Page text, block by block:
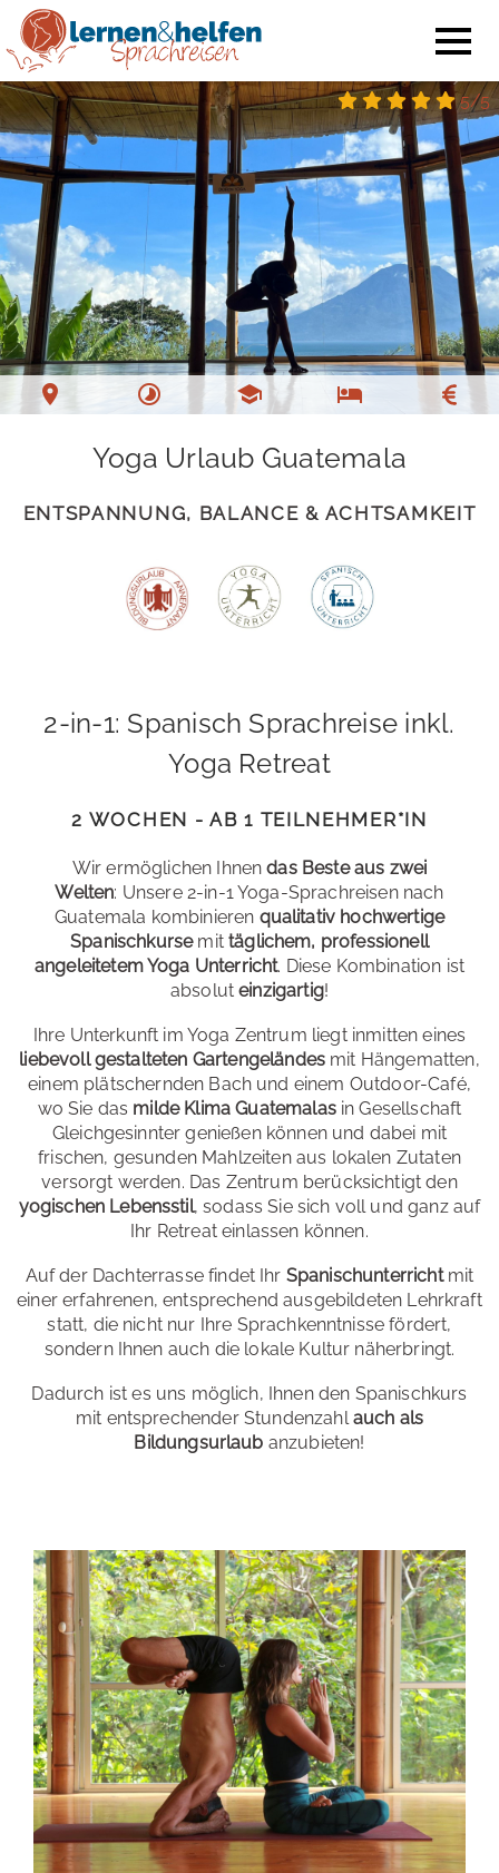
5/5
Yoga Urlaub Guatemala
ENTSPANNUNG, BALANCE & ACHTSAMKEIT
2-in-1: Spanisch Sprachreise inkl.
Yoga Retreat
2 WOCHEN - AB 1 TEILNEHMER*IN
Wir ermöglichen Ihnendas Beste aus zwei
Welten: Unsere 2-in-1 Yoga-Sprachreisen nach
Guatemala kombinieren qualitativ hochwertige
Spanischkursemittäglichem, professionell
angeleitetem Yoga Unterricht. Diese Kombination ist
absoluteinzigartig!
Ihre Unterkunft im Yoga Zentrum liegt inmitten eines
liebevoll gestalteten Gartengeländes mit Hängematten,
einem plätschernden Bach und einem Outdoor-Café,
wo Sie das milde Klima Guatemalasin Gesellschaft
Gleichgesinnter genießen können und dabei mit
frischen, gesunden Mahlzeiten aus lokalen Zutaten
versorgt werden. Das Zentrum berücksichtigt den
yogischen Lebensstil, sodass Sie sich voll und ganz auf
Ihr Retreat einlassen können.
Auf der Dachterrasse findet Ihr Spanischunterrichtmit
einer erfahrenen, entsprechend ausgebildeten Lehrkraft
statt, die nicht nur Ihre Sprachkenntnisse fördert,
sondern Ihnen auch die lokale Kultur näherbringt.
Dadurch ist es uns möglich, Ihnen den Spanischkurs
mit entsprechender Stundenzahl auch als
Bildungsurlaub anzubieten!